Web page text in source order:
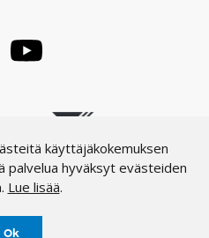
Youtube
käyttäjäkokemuksen
palvelua hyväksyt evästeiden
Lue lisää.
Ok